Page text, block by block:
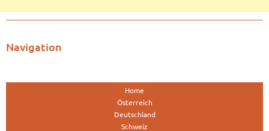
Navigation
Home
Österreich
Deutschland
Schweiz